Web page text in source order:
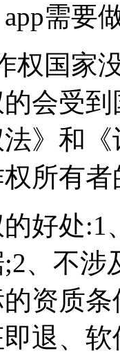
需要
权国家
会受
》和
所有
好处
、不涉
资质
退、